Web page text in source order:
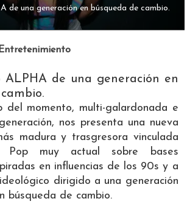
de una generación en búsqueda de cambio.
ALPHA de una generación en
del momento, multi-galardonada e
nos presenta una nueva
madura y trasgresora vinculada
muy actual sobre bases
en influencias de los 90s y a
dirigido a una generación
búsqueda de cambio.